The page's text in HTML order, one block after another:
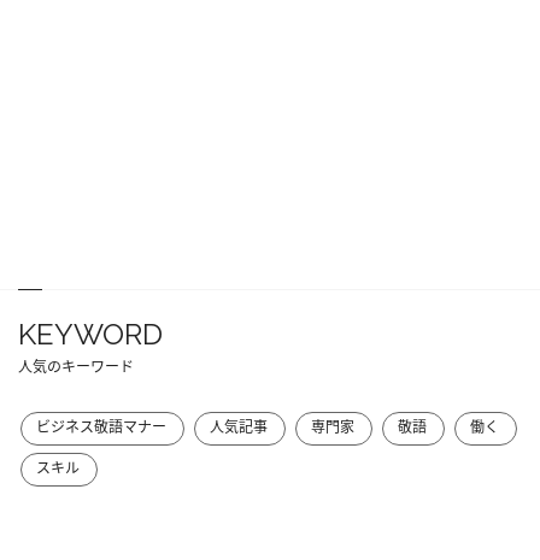
KEYWORD
人気のキーワード
ビジネス敬語マナー 人気記事 専門家 敬語
働く
スキル